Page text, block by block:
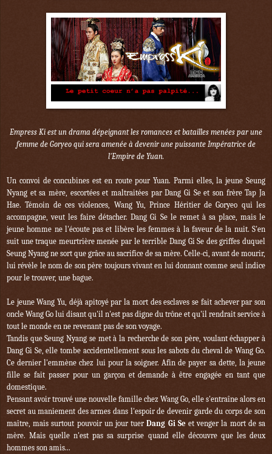
Empress Ki est un drama dépeignant les romances et batailles menées par une
femme de Goryeo qui sera amenée à devenir une puissante Impératrice de
l'Empire de Yuan.
Un convoi de concubines est en route pour Yuan. Parmi elles, la jeune Seung
Nyang et sa mère, escortées et maltraitées parDang Gi Seet son frèreTap Ja
Hae. Témoin de ces violences, Wang Yu , Prince Héritier de Goryeo qui les
accompagne, veut les faire détacher.Dang Gi Sele remet à sa place, mais le
jeune homme ne l'écoute pas et libère les femmes à la faveur de la nuit. S'en
suit une traque meurtrière menée par le terrible Dang Gi Se des griffes duquel
Seung Nyang ne sort que grâce au sacrifice de sa mère. Celle-ci, avant de mourir,
lui révèle le nom de son père toujours vivant en lui donnant comme seul indice
pour le trouver, une bague.
Le jeuneWang Yu , déjà apitoyé par la mort des esclaves se fait achever par son
oncle Wang Go lui disant qu'il n'est pas digne du trône et qu'il rendrait service à
tout le monde en ne revenant pas de son voyage.
Tandis queSeung Nyang se met à la recherche de son père, voulant échapper à
Dang Gi Se, elle tombe accidentellement sous les sabots du cheval deWang Go.
Ce dernier l'emmène chez lui pour la soigner. Afin de payer sa dette, la jeune
fille se fait passer pour un garçon et demande à être engagée en tant que
domestique.
Pensant avoir trouvé une nouvelle famille chez Wang Go , elle s'entraîne alors en
secret au maniement des armes dans l'espoir de devenir garde du corps de son
maître, mais surtout pouvoir un jour tuerDang Gi Seet venger la mort de sa
mère. Mais quelle n'est pas sa surprise quand elle découvre que les deux
hommes son amis...